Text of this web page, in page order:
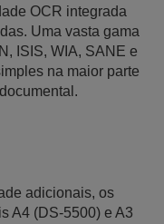
OCR integrada
Uma vasta gama
ISIS, WIA, SANE e
na maior parte
adicionais, os
A4 (DS-5500) e A3